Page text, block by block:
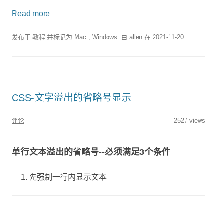
Read more
发布于 教程 并标记为 Mac , Windows .由 allen 在 2021-11-20
CSS-文字溢出的省略号显示
评论 2527 views
单行文本溢出的省略号--必须满足3个条件
先强制一行内显示文本